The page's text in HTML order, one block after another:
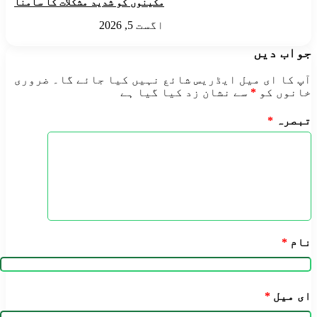
مکینوں کو شدید مشکلات کا سامنا
اگست 5, 2026
جواب دیں
آپ کا ای میل ایڈریس شائع نہیں کیا جائے گا۔ ضروری
خانوں کو * سے نشان زد کیا گیا ہے
تبصرہ *
نام *
ای میل *